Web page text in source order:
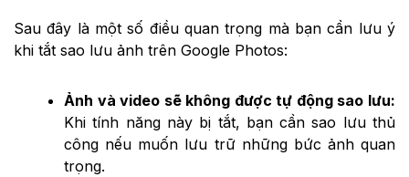
Sau đây là một số điều quan trọng mà bạn cần lưu ý
khi tắt sao lưu ảnh trên Google Photos:
Ảnh và video sẽ không được tự động sao lưu:
Khi tính năng này bị tắt, bạn cần sao lưu thủ
công nếu muốn lưu trữ những bức ảnh quan
trọng.